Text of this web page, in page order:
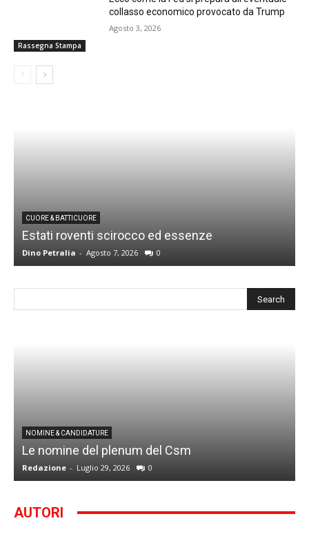
Rassegna Stampa
collasso economico provocato da Trump
Agosto 3, 2026
CUORE & BATTICUORE
Estati roventi scirocco ed essenze
Dino Petralia - Agosto 7, 2026 0
NOMINE & CANDIDATURE
Le nomine del plenum del Csm
Redazione - Luglio 29, 2026 0
AUTORI